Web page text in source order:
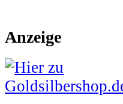
Anzeige